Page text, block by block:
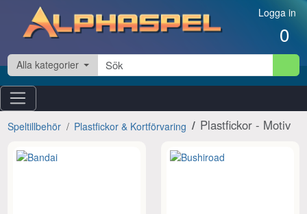
Hoppa till innehåll Logga in
0
Alla kategorier
Speltillbehör Plastfickor & Kortförvaring Plastfickor - Motiv